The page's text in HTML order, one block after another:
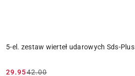
5-el. zestaw wierteł udarowych Sds-Plus
29.9542.00